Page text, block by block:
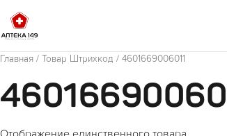
Главная / Товар Штрихкод / 4601669006011
Отображение единственного товара